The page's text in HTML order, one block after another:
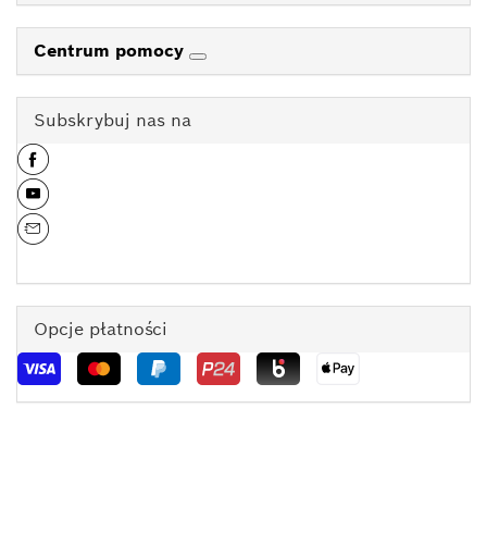
Centrum pomocy
Subskrybuj nas na
Opcje płatności